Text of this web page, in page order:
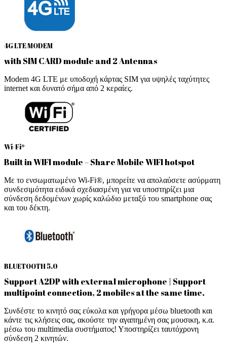
4G LTE MODEM
with SIM CARD module and 2 Antennas
Modem 4G LTE με υποδοχή κάρτας SIM για υψηλές ταχύτητες
internet και δυνατό σήμα από 2 κεραίες.
Wi-Fi®
Built in WIFI module – Share Mobile WIFI hotspot
Με το ενσωματωμένο Wi-Fi®, μπορείτε να απολαύσετε ασύρματη
συνδεσιμότητα ειδικά σχεδιασμένη για να υποστηρίζει μια
σύνδεση δεδομένων χωρίς καλώδιο μεταξύ του smartphone σας
και του δέκτη.
BLUETOOTH 5.0
Support A2DP with external microphone | Support
multipoint connection, 2 mobiles at the same time.
Συνδέστε το κινητό σας εύκολα και γρήγορα μέσω bluetooth και
κάντε τις κλήσεις σας, ακούστε την αγαπημένη σας μουσικη, κ.α.
μέσω του multimedia συστήματος! Υποστηρίζει ταυτόχρονη
σύνδεση 2 κινητών.